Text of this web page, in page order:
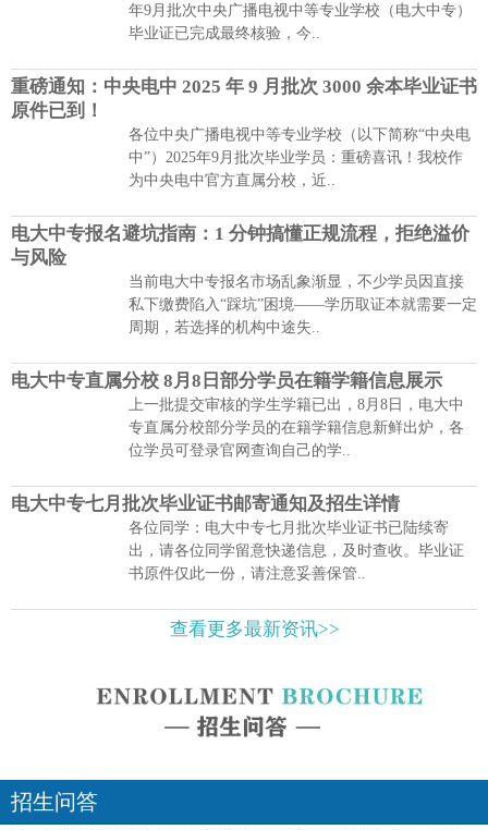
年9月批次中央广播电视中等专业学校（电大中专）
毕业证已完成最终核验，今..
重磅通知：中央电中 2025 年 9 月批次 3000 余本毕业证书
原件已到！
各位中央广播电视中等专业学校（以下简称“中央电
中”）2025年9月批次毕业学员：重磅喜讯！我校作
为中央电中官方直属分校，近..
电大中专报名避坑指南：1 分钟搞懂正规流程，拒绝溢价
与风险
当前电大中专报名市场乱象渐显，不少学员因直接
私下缴费陷入“踩坑”困境——学历取证本就需要一定
周期，若选择的机构中途失..
电大中专直属分校 8月8日部分学员在籍学籍信息展示
上一批提交审核的学生学籍已出，8月8日，电大中
专直属分校部分学员的在籍学籍信息新鲜出炉，各
位学员可登录官网查询自己的学..
电大中专七月批次毕业证书邮寄通知及招生详情
各位同学：电大中专七月批次毕业证书已陆续寄
出，请各位同学留意快递信息，及时查收。毕业证
书原件仅此一份，请注意妥善保管..
查看更多最新资讯>>
招生问答